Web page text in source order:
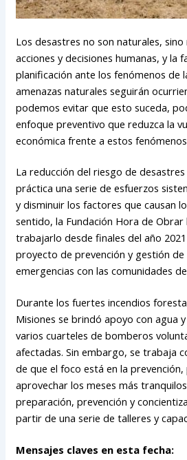
Los desastres no son naturales,
acciones y decisiones humanas, y la
planificación ante los fenómenos de
amenazas naturales seguirán
podemos evitar que esto suceda,
enfoque preventivo que reduzca la
económica frente a estos
La reducción del riesgo de
práctica una serie de esfuerzos
y disminuir los factores que causan
sentido, la Fundación Hora de Obrar
trabajarlo desde finales del año
proyecto de prevención y gestión
emergencias con las comunidades de
Durante los fuertes incendios
Misiones se brindó apoyo con agua
varios cuarteles de bomberos
afectadas. Sin embargo, se trabaja
de que el foco está en la
aprovechar los meses más
preparación, prevención y
partir de una serie de talleres y
Mensajes claves en esta fecha: